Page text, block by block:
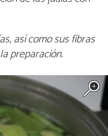
así como sus fibras
preparación.